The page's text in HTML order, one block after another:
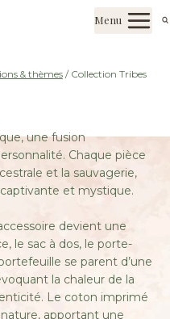
Menu
& thèmes / Collection Tribes
une fusion
Chaque pièce
et la sauvagerie,
et mystique.
devient une
le sac à dos, le porte-
se parent d’une
la chaleur de la
Le coton imprimé
apportant une